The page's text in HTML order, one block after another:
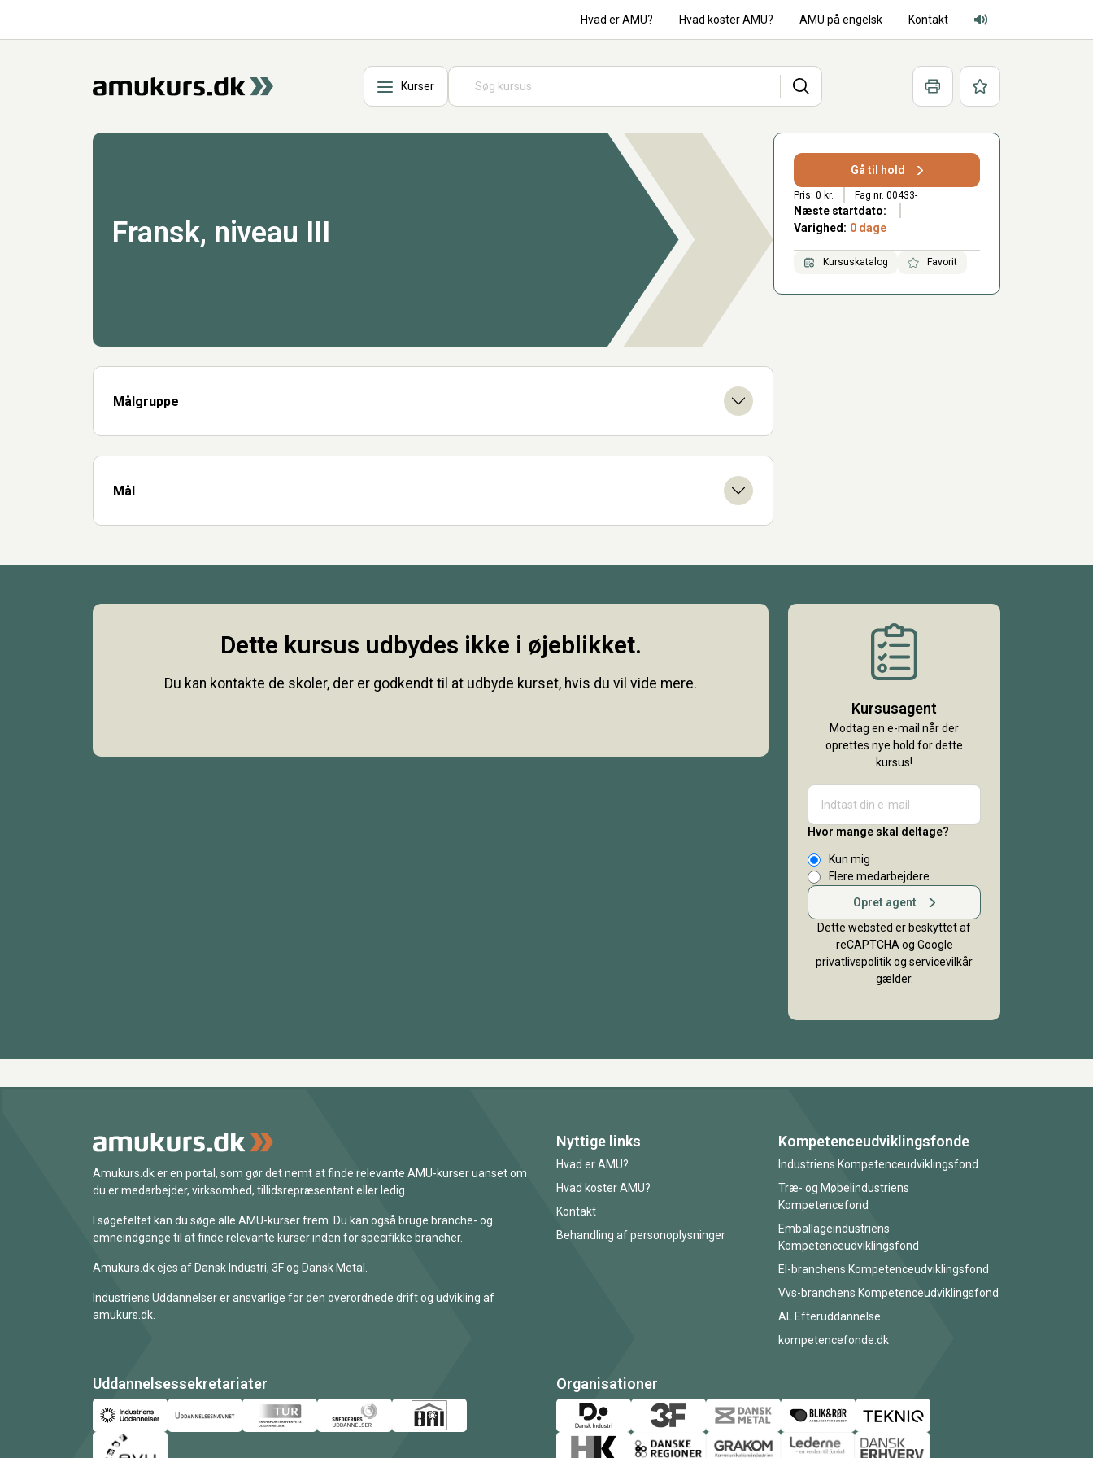
Hvad er AMU? Hvad koster AMU? AMU på engelsk Kontakt
Adgang for alle lyd
Kurser Søg Print Favoritter
Fransk, niveau III
Målgruppe
Mål
Gå til hold
Pris: 0 kr. Fag nr. 00433-
Næste startdato:
Varighed: 0 dage
Kursuskatalog Favorit
Dette kursus udbydes ikke i øjeblikket.
Du kan kontakte de skoler, der er godkendt til at udbyde kurset, hvis du vil vide mere.
Kursusagent
Modtag en e-mail når der
oprettes nye hold for dette
kursus!
Hvor mange skal deltage?
Kun mig
Flere medarbejdere
Opret agent
Dette websted er beskyttet af
reCAPTCHA og Google
privatlivspolitikog servicevilkår
gælder.
Amukurs.dk er en portal, som gør det nemt at finde relevante AMU-kurser uanset om
du er medarbejder, virksomhed, tillidsrepræsentant eller ledig.
I søgefeltet kan du søge alle AMU-kurser frem. Du kan også bruge branche- og
emneindgange til at finde relevante kurser inden for specifikke brancher.
Amukurs.dk ejes af Dansk Industri, 3F og Dansk Metal.
Industriens Uddannelser er ansvarlige for den overordnede drift og udvikling af
amukurs.dk.
Nyttige links
Hvad er AMU?
Hvad koster AMU?
Kontakt
Behandling af personoplysninger
Kompetenceudviklingsfonde
Industriens Kompetenceudviklingsfond
Træ- og Møbelindustriens
Kompetencefond
Emballageindustriens
Kompetenceudviklingsfond
El-branchens Kompetenceudviklingsfond
Vvs-branchens Kompetenceudviklingsfond
AL Efteruddannelse
kompetencefonde.dk
Uddannelsessekretariater Organisationer